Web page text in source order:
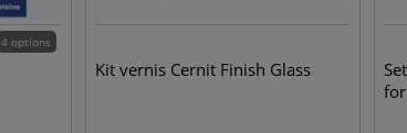
4 options
Kit vernis Cernit Finish Glass